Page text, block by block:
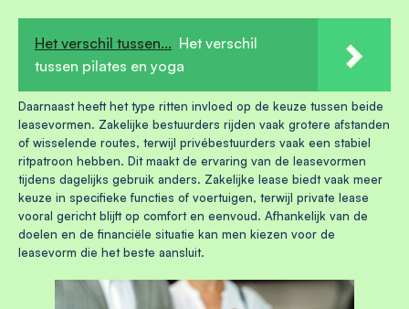
Het verschil tussen... Het verschil
tussen pilates en yoga
Daarnaast heeft het type ritten invloed op de keuze tussen beide
leasevormen. Zakelijke bestuurders rijden vaak grotere afstanden
of wisselende routes, terwijl privébestuurders vaak een stabiel
ritpatroon hebben. Dit maakt de ervaring van de leasevormen
tijdens dagelijks gebruik anders. Zakelijke lease biedt vaak meer
keuze in specifieke functies of voertuigen, terwijl private lease
vooral gericht blijft op comfort en eenvoud. Afhankelijk van de
doelen en de financiële situatie kan men kiezen voor de
leasevorm die het beste aansluit.